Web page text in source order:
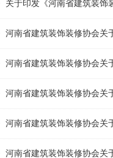
关于印发《河南省建筑装饰
河南省建筑装饰装修协会关
河南省建筑装饰装修协会关
河南省建筑装饰装修协会关
河南省建筑装饰装修协会关
河南省建筑装饰装修协会关